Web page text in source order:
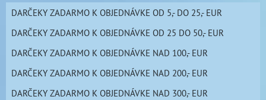
DARČEKY ZADARMO K OBJEDNÁVKE OD 5,- DO 25,- EUR
DARČEKY ZADARMO K OBJEDNÁVKE OD 25 DO 50,- EUR
DARČEKY ZADARMO K OBJEDNÁVKE NAD 100,- EUR
DARČEKY ZADARMO K OBJEDNÁVKE NAD 200,- EUR
DARČEKY ZADARMO K OBJEDNÁVKE NAD 300,- EUR